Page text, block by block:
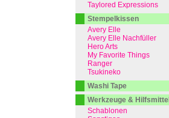
Taylored Expressions
Stempelkissen
Avery Elle
Avery Elle Nachfüller
Hero Arts
My Favorite Things
Ranger
Tsukineko
Washi Tape
Werkzeuge & Hilfsmittel
Schablonen